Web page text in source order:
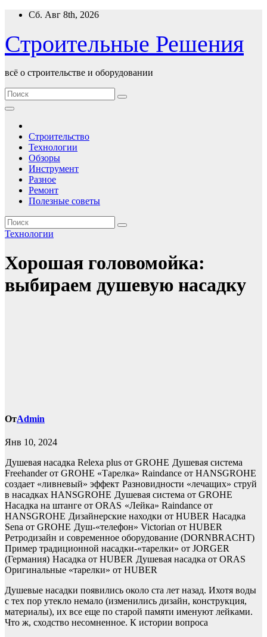
Перейти
содержимому
Сб. Авг 8th, 2026
Строительные Решения
всё о строительстве и оборудовании
Строительство
Технологии
Обзоры
Инструмент
Разное
Ремонт
Полезные советы
Технологии
Хорошая головомойка:
выбираем душевую насадку
ОтAdmin
Янв 10, 2024
Душевая насадка Relexa plus от GROHE Душевая система
Freehander от GROHE «Тарелка» Raindance от HANSGROHE
создает «ливневый» эффект Разновидности «лечащих» струй
в насадках HANSGROHE Душевая система от GROHE
Насадка на штанге от ORAS «Лейка» Raindance от
HANSGROHE Дизайнерские находки от HUBER Насадка
Sena от GROHE Душ-«телефон» Victorian от HUBER
Ретродизайн и современное оборудование (DORNBRACHT)
Пример традиционной насадки-«тарелки» от JORGER
(Германия) Насадка от HUBER Душевая насадка от ORAS
Оригинальные «тарелки» от HUBER
Душевые насадки появились около ста лет назад. Ихотя воды
с тех пор утекло немало (изменились дизайн, конструкция,
материалы), их все еще по старой памяти именуют лейками.
Что ж, сходство несомненное. К истории вопроса